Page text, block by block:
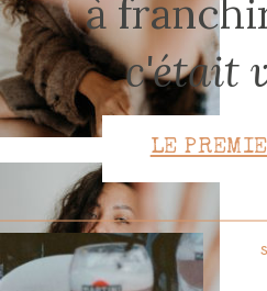
à
c'était
LE